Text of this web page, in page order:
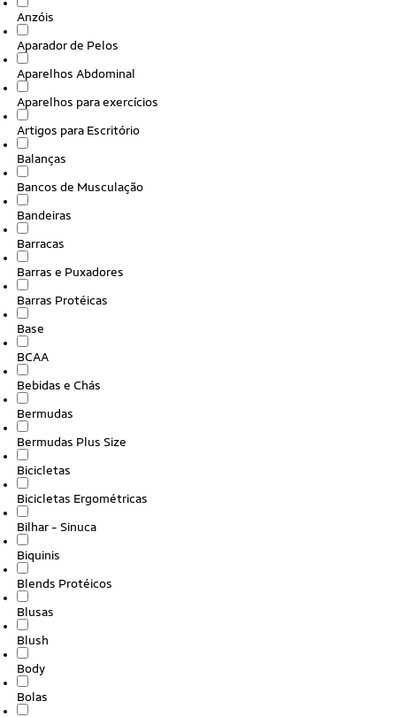
Anzóis
Aparador de Pelos
Aparelhos Abdominal
Aparelhos para exercícios
Artigos para Escritório
Balanças
Bancos de Musculação
Bandeiras
Barracas
Barras e Puxadores
Barras Protéicas
Base
BCAA
Bebidas e Chás
Bermudas
Bermudas Plus Size
Bicicletas
Bicicletas Ergométricas
Bilhar - Sinuca
Biquinis
Blends Protéicos
Blusas
Blush
Body
Bolas